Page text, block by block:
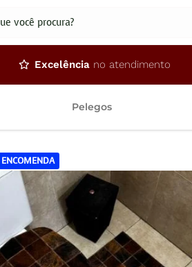
Excelência no atendimento
Pelegos